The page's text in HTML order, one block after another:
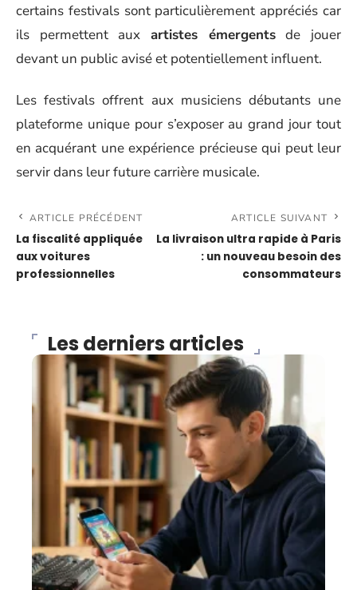
certains festivals sont particulièrement appréciés car
ils permettent aux artistes émergentsde jouer
devant un public avisé et potentiellement influent.
Les festivals offrent aux musiciens débutants une
plateforme unique pour s’exposer au grand jour tout
en acquérant une expérience précieuse qui peut leur
servir dans leur future carrière musicale.
ARTICLE PRÉCÉDENT
La fiscalité appliquée
aux voitures
professionnelles
ARTICLE SUIVANT
La livraison ultra rapide à Paris
: un nouveau besoin des
consommateurs
Les derniers articles